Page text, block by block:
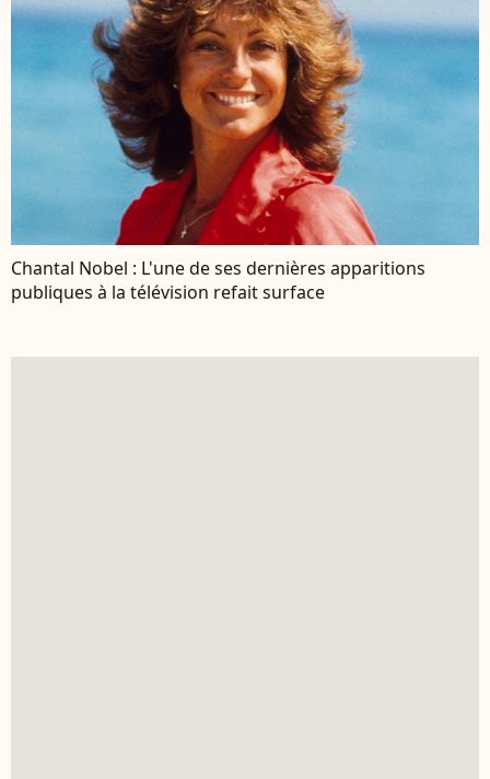
Chantal Nobel : L'une de ses dernières apparitions
publiques à la télévision refait surface